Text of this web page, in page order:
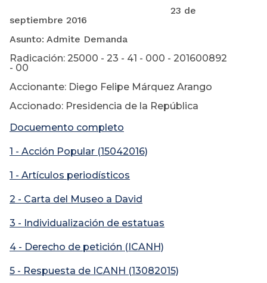
23 de
septiembre 2016
Asunto: Admite Demanda
Radicación: 25000 - 23 - 41 - 000 - 201600892
- 00
Accionante: Diego Felipe Márquez Arango
Accionado: Presidencia de la República
Docuemento completo
1 - Acción Popular (15042016)
1 - Artículos periodísticos
2 - Carta del Museo a David
3 - Individualización de estatuas
4 - Derecho de petición (ICANH)
5 - Respuesta de ICANH (13082015)